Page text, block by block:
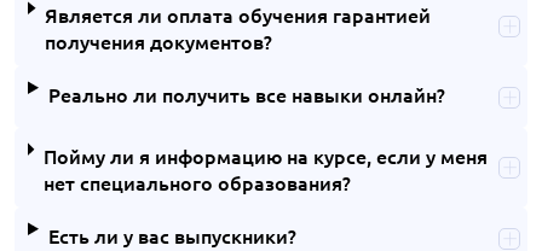
Является ли оплата обучения гарантией
получения документов?
Реально ли получить все навыки онлайн?
Пойму ли я информацию на курсе, если у меня
нет специального образования?
Есть ли у вас выпускники?